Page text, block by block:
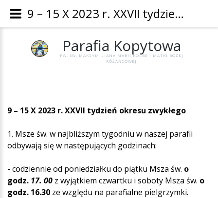
Parafia Kopytowa
PW. ŚW. MAKSYMILIANA MARII KOLBE I MATKI BOŻEJ
RÓŻAŃCOWEJ
9 – 15 X 2023 r. XXVII tydzień okresu zwykłego
1. Msze św. w najbliższym tygodniu w naszej parafii
odbywają się w następujących godzinach:
- codziennie od poniedziałku do piątku Msza św. o
godz. 17. 00 z wyjątkiem czwartku i soboty Msza św. o
godz. 16.30 ze względu na parafialne pielgrzymki.
9 – 15 X 2023 r. XXVII tydzień okresu zwykłego - Parafia Kopytowa